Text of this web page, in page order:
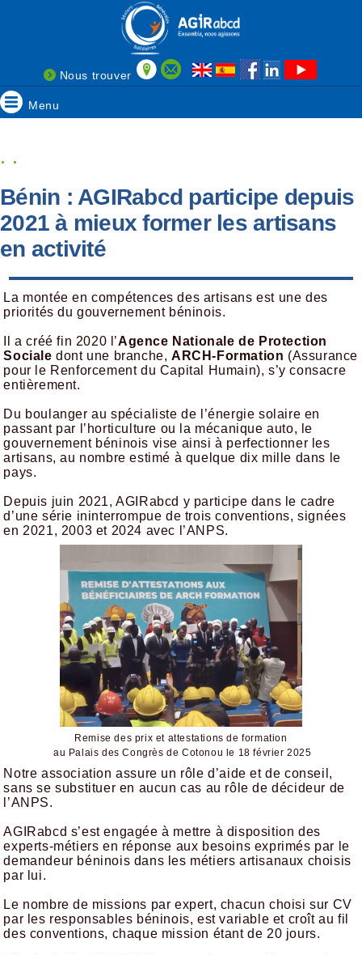
Nous trouver
Menu
. .
Bénin : AGIRabcd participe depuis
2021 à mieux former les artisans
en activité
La montée en compétences des artisans est une des
priorités du gouvernement béninois.
Il a créé fin 2020 l’Agence Nationale de Protection
Sociale dont une branche,ARCH-Formation (Assurance
pour le Renforcement du Capital Humain), s’y consacre
entièrement.
Du boulanger au spécialiste de l’énergie solaire en
passant par l’horticulture ou la mécanique auto, le
gouvernement béninois vise ainsi à perfectionner les
artisans, au nombre estimé à quelque dix mille dans le
pays.
Depuis juin 2021, AGIRabcd y participe dans le cadre
d’une série ininterrompue de trois conventions, signées
en 2021, 2003 et 2024 avec l’ANPS.
Remise des prix et attestations de formation
au Palais des Congrès de Cotonou le 18 février 2025
Notre association assure un rôle d’aide et de conseil,
sans se substituer en aucun cas au rôle de décideur de
l’ANPS.
AGIRabcd s’est engagée à mettre à disposition des
experts-métiers en réponse aux besoins exprimés par le
demandeur béninois dans les métiers artisanaux choisis
par lui.
Le nombre de missions par expert, chacun choisi sur CV
par les responsables béninois, est variable et croît au fil
des conventions, chaque mission étant de 20 jours.